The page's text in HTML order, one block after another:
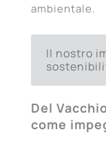
ambientale.
Il nostro
Del
come